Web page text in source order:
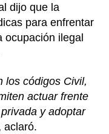
dijo que la
para enfrentar
ocupación ilegal
los códigos Civil,
actuar frente
y adoptar
aclaró.